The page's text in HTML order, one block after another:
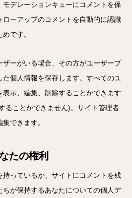
デレーションキューにコメントを保
ーアップのコメントを自動的に認識
です。
ザーがいる場合、その方がユーザープ
た個人情報を保存します。すべてのユ
示、編集、削除することができます
ることができません)。サイト管理者
できます。
たの権利
持っているか、サイトにコメントを残
ちが保持するあなたについての個人デ